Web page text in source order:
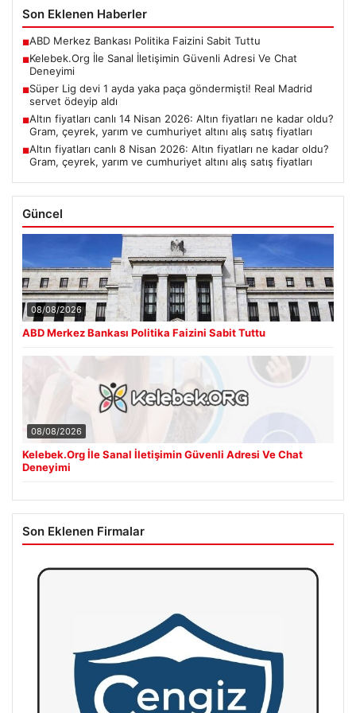
Son Eklenen Haberler
■ABD Merkez Bankası Politika Faizini Sabit Tuttu
■Kelebek.Org İle Sanal İletişimin Güvenli Adresi Ve Chat
Deneyimi
■Süper Lig devi 1 ayda yaka paça göndermişti! Real Madrid
servet ödeyip aldı
■Altın fiyatları canlı 14 Nisan 2026: Altın fiyatları ne kadar oldu?
Gram, çeyrek, yarım ve cumhuriyet altını alış satış fiyatları
■Altın fiyatları canlı 8 Nisan 2026: Altın fiyatları ne kadar oldu?
Gram, çeyrek, yarım ve cumhuriyet altını alış satış fiyatları
Güncel
08/08/2026
ABD Merkez Bankası Politika Faizini Sabit Tuttu
08/08/2026
Kelebek.Org İle Sanal İletişimin Güvenli Adresi Ve Chat
Deneyimi
Son Eklenen Firmalar